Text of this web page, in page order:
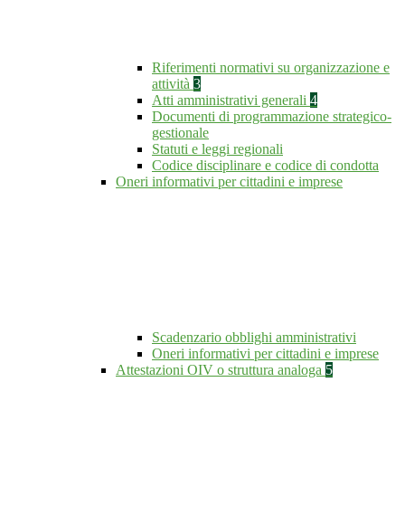
Riferimenti normativi su organizzazione e
attività 3
Atti amministrativi generali 4
Documenti di programmazione strategico-
gestionale
Statuti e leggi regionali
Codice disciplinare e codice di condotta
Oneri informativi per cittadini e imprese
Scadenzario obblighi amministrativi
Oneri informativi per cittadini e imprese
Attestazioni OIV o struttura analoga 5